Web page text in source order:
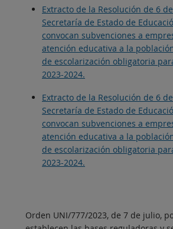
Extracto de la Resolución de 6
Secretaría de Estado de
convocan subvenciones a
atención educativa a la
de escolarización obligatoria
2023-2024.
Extracto de la Resolución de 6
Secretaría de Estado de
convocan subvenciones a
atención educativa a la
de escolarización obligatoria
2023-2024.
Orden UNI/777/2023, de 7 de julio,